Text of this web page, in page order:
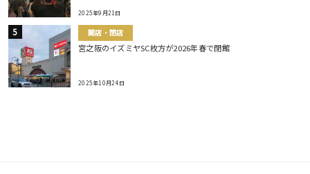
2025年9月21日
開店・閉店
宮之阪のイズミヤSC枚方が2026年春で閉館
2025年10月24日